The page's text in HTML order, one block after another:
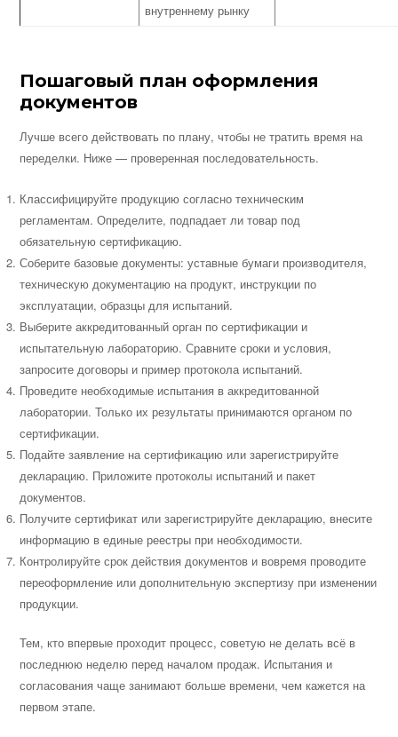
внутреннему рынку
Пошаговый план оформления
документов
Лучше всего действовать по плану, чтобы не тратить время на
переделки. Ниже — проверенная последовательность.
Классифицируйте продукцию согласно техническим
регламентам. Определите, подпадает ли товар под
обязательную сертификацию.
Соберите базовые документы: уставные бумаги производителя,
техническую документацию на продукт, инструкции по
эксплуатации, образцы для испытаний.
Выберите аккредитованный орган по сертификации и
испытательную лабораторию. Сравните сроки и условия,
запросите договоры и пример протокола испытаний.
Проведите необходимые испытания в аккредитованной
лаборатории. Только их результаты принимаются органом по
сертификации.
Подайте заявление на сертификацию или зарегистрируйте
декларацию. Приложите протоколы испытаний и пакет
документов.
Получите сертификат или зарегистрируйте декларацию, внесите
информацию в единые реестры при необходимости.
Контролируйте срок действия документов и вовремя проводите
переоформление или дополнительную экспертизу при изменении
продукции.
Тем, кто впервые проходит процесс, советую не делать всё в
последнюю неделю перед началом продаж. Испытания и
согласования чаще занимают больше времени, чем кажется на
первом этапе.